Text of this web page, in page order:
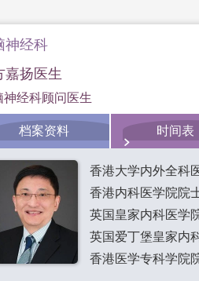
神经科
嘉扬医生
神经科顾问医生
档案资料 时间表
香港大学内外全科
香港内科医学院院
英国皇家内科医学
英国爱丁堡皇家内
香港医学专科学院